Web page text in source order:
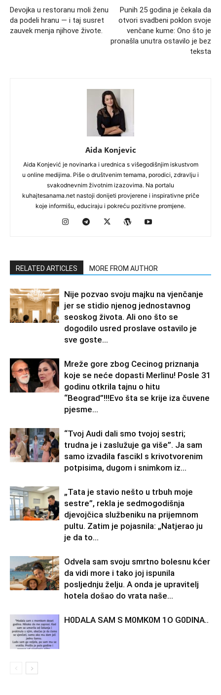
Devojka u restoranu moli ženu
da podeli hranu — i taj susret
zauvek menja njihove živote.
Punih 25 godina je čekala da
otvori svadbeni poklon svoje
venčane kume: Ono što je
pronašla unutra ostavilo je bez
teksta
Aida Konjevic
Aida Konjević je novinarka i urednica s višegodišnjim iskustvom
u online medijima. Piše o društvenim temama, porodici, zdravlju i
svakodnevnim životnim izazovima. Na portalu
kuhajtesanama.net nastoji donijeti provjerene i inspirativne priče
koje informišu, educiraju i pokreću pozitivne promjene.
RELATED ARTICLES MORE FROM AUTHOR
Nije pozvao svoju majku na vjenčanje
jer se stidio njenog jednostavnog
seoskog života. Ali ono što se
dogodilo usred proslave ostavilo je
sve goste...
Mreže gore zbog Cecinog priznanja
koje se neće dopasti Merlinu! Posle 31
godinu otkrila tajnu o hitu
“Beograd”!!!Evo šta se krije iza čuvene
pjesme...
“Tvoj Audi dali smo tvojoj sestri;
trudna je i zaslužuje ga više”. Ja sam
samo izvadila fascikl s krivotvorenim
potpisima, dugom i snimkom iz...
„Tata je stavio nešto u trbuh moje
sestre”, rekla je sedmogodišnja
djevojčica službeniku na prijemnom
pultu. Zatim je pojasnila: „Natjerao ju
je da to...
Odvela sam svoju smrtno bolesnu kćer
da vidi more i tako joj ispunila
posljednju želju. A onda je upravitelj
hotela došao do vrata naše...
H0DALA SAM S M0MK0M 1O G0DINA..